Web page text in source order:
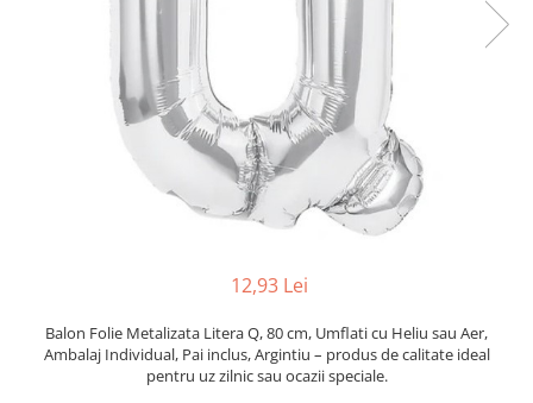
Ustensile pentru Bucătărie
Veselă pentru Masă
Articole pentru Casa si Curatenie
Accesorii Ingrijire Casa
Maturi, Perii, Mopuri si Galeti
Perne Voiaj, Paturi si Textile
Produse ingrijire incaltaminte
Radiatoare si Seminee electrice
12,93 Lei
Balon Folie Metalizata Litera Q, 80 cm, Umflati cu Heliu sau Aer,
Ambalaj Individual, Pai inclus, Argintiu – produs de calitate ideal
pentru uz zilnic sau ocazii speciale.